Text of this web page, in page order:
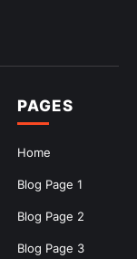
PAGES
Home
Blog Page 1
Blog Page 2
Blog Page 3